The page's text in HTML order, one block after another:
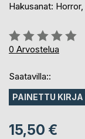
Hakusanat:
Arvostelu::
0%
0 Arvostelua
Saatavilla::
PAINETTU KIRJA
15,50 €